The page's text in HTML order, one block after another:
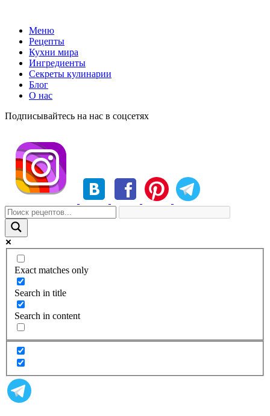
Меню
Рецепты
Кухни мира
Ингредиенты
Секреты кулинарии
Блог
О нас
Подписывайтесь на нас в соцсетях
Exact matches only
Search in title
Search in content